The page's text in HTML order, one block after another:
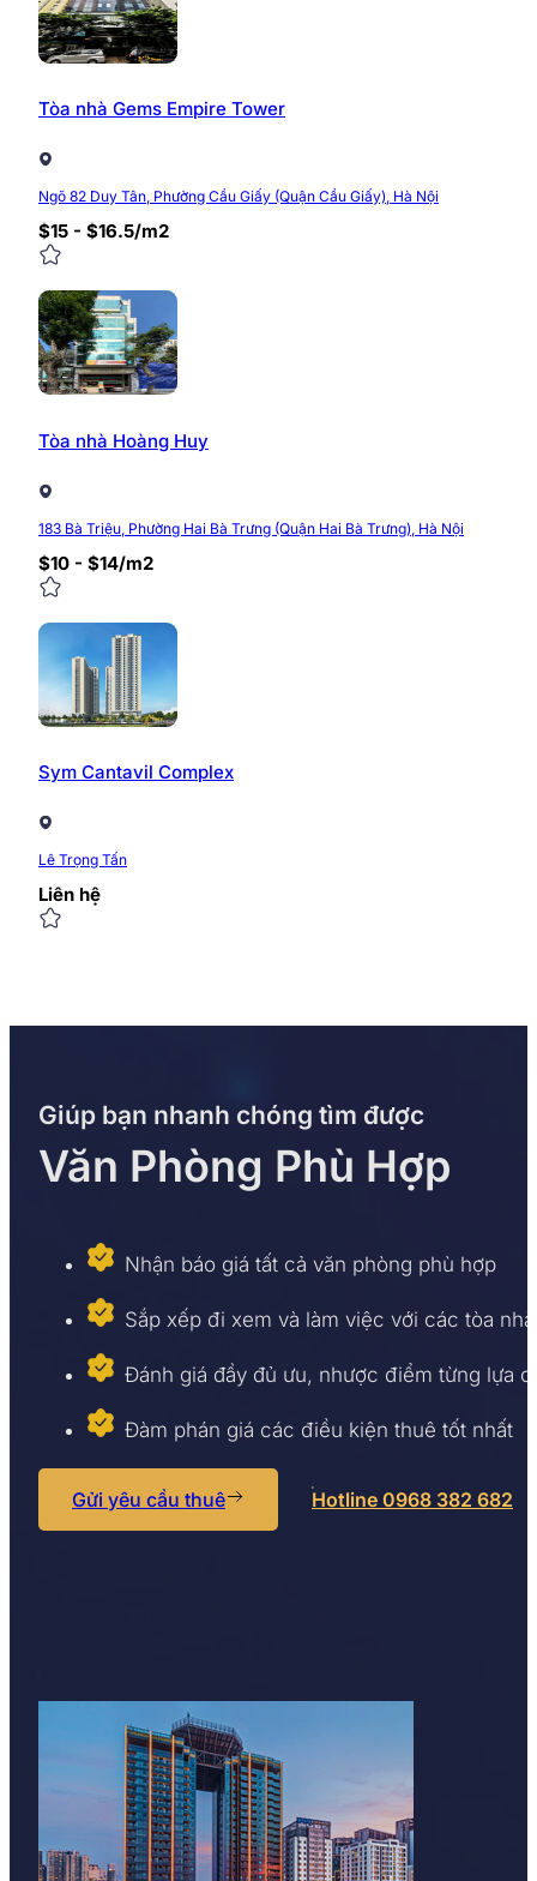
Tòa nhà Gems Empire Tower
Ngõ 82 Duy Tân, Phường Cầu Giấy (Quận Cầu Giấy), Hà Nội
$15 - $16.5/m2
Tòa nhà Hoàng Huy
183 Bà Triệu, Phường Hai Bà Trưng (Quận Hai Bà Trưng), Hà Nội
$10 - $14/m2
Sym Cantavil Complex
Lê Trọng Tấn
Liên hệ
Giúp bạn nhanh chóng tìm được
Văn Phòng Phù Hợp
Nhận báo giá tất cả văn phòng phù hợp
Sắp xếp đi xem và làm việc với các tòa nhà
Đánh giá đầy đủ ưu, nhược điểm từng lựa
Đàm phán giá các điều kiện thuê tốt nhất
Gửi yêu cầu thuê Hotline 0968 382 682